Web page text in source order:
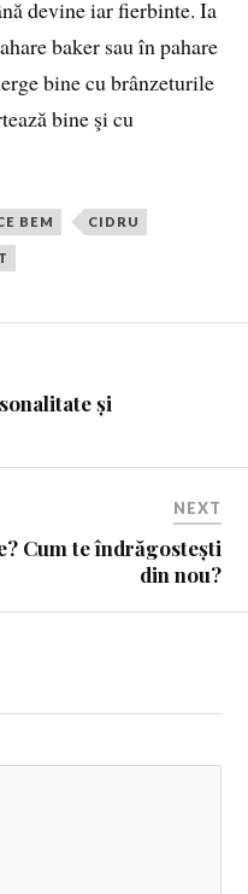
devine iar fierbinte. Ia
baker sau în pahare
bine cu brânzeturile
bine şi cu
BEM CIDRU
și
NEXT
Cum te îndrăgostești
din nou?